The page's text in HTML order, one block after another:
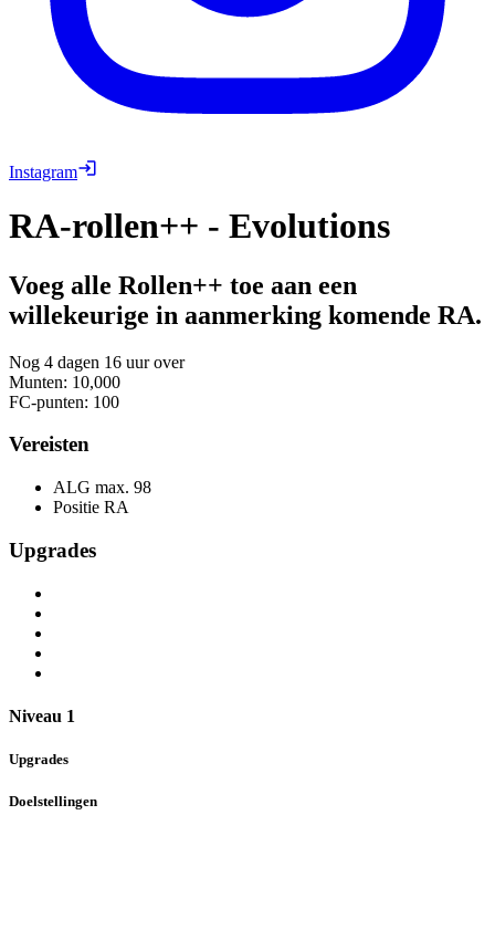
Instagram
RA-rollen++ - Evolutions
Voeg alle Rollen++ toe aan een
willekeurige in aanmerking komende RA.
Nog 4 dagen 16 uur over
Munten: 10,000
FC-punten: 100
Vereisten
ALG max. 98
Positie RA
Upgrades
Niveau 1
Upgrades
Doelstellingen